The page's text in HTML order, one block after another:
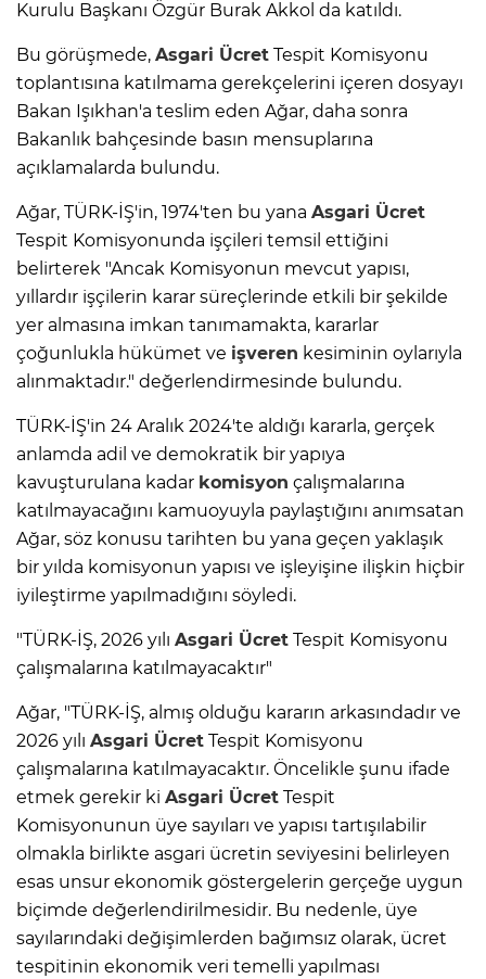
Kurulu Başkanı Özgür Burak Akkol da katıldı.
Bu görüşmede, Asgari Ücret Tespit Komisyonu
toplantısına katılmama gerekçelerini içeren dosyayı
Bakan Işıkhan'a teslim eden Ağar, daha sonra
Bakanlık bahçesinde basın mensuplarına
açıklamalarda bulundu.
Ağar, TÜRK-İŞ'in, 1974'ten bu yana Asgari Ücret
Tespit Komisyonunda işçileri temsil ettiğini
belirterek "Ancak Komisyonun mevcut yapısı,
yıllardır işçilerin karar süreçlerinde etkili bir şekilde
yer almasına imkan tanımamakta, kararlar
çoğunlukla hükümet ve işveren kesiminin oylarıyla
alınmaktadır." değerlendirmesinde bulundu.
TÜRK-İŞ'in 24 Aralık 2024'te aldığı kararla, gerçek
anlamda adil ve demokratik bir yapıya
kavuşturulana kadar komisyon çalışmalarına
katılmayacağını kamuoyuyla paylaştığını anımsatan
Ağar, söz konusu tarihten bu yana geçen yaklaşık
bir yılda komisyonun yapısı ve işleyişine ilişkin hiçbir
iyileştirme yapılmadığını söyledi.
"TÜRK-İŞ, 2026 yılı Asgari Ücret Tespit Komisyonu
çalışmalarına katılmayacaktır"
Ağar, "TÜRK-İŞ, almış olduğu kararın arkasındadır ve
2026 yılı Asgari Ücret Tespit Komisyonu
çalışmalarına katılmayacaktır. Öncelikle şunu ifade
etmek gerekir ki Asgari Ücret Tespit
Komisyonunun üye sayıları ve yapısı tartışılabilir
olmakla birlikte asgari ücretin seviyesini belirleyen
esas unsur ekonomik göstergelerin gerçeğe uygun
biçimde değerlendirilmesidir. Bu nedenle, üye
sayılarındaki değişimlerden bağımsız olarak, ücret
tespitinin ekonomik veri temelli yapılması